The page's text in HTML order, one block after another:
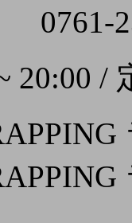
0761-
20:00 /